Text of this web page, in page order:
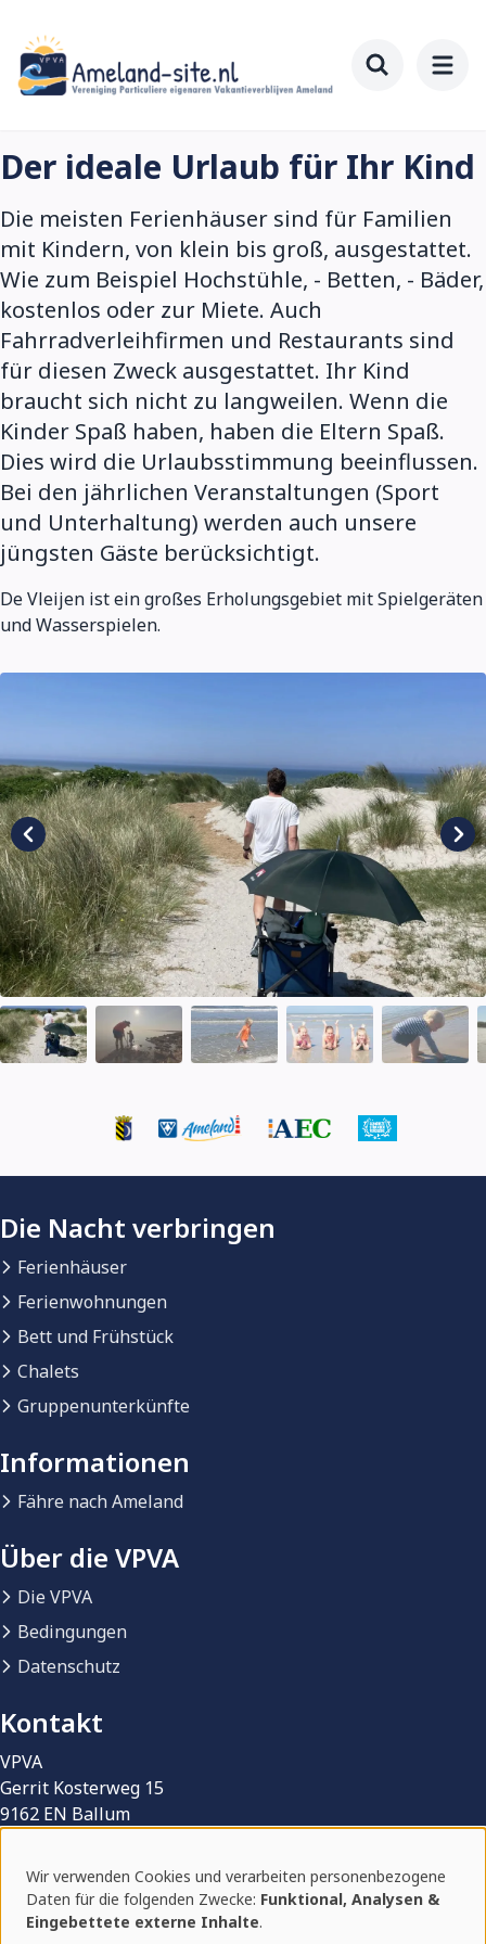
Hauptinhalt
springen
Der ideale Urlaub für Ihr Kind
Die meisten Ferienhäuser sind für Familien
mit Kindern, von klein bis groß, ausgestattet.
Wie zum Beispiel Hochstühle, - Betten, - Bäder,
kostenlos oder zur Miete. Auch
Fahrradverleihfirmen und Restaurants sind
für diesen Zweck ausgestattet. Ihr Kind
braucht sich nicht zu langweilen. Wenn die
Kinder Spaß haben, haben die Eltern Spaß.
Dies wird die Urlaubsstimmung beeinflussen.
Bei den jährlichen Veranstaltungen (Sport
und Unterhaltung) werden auch unsere
jüngsten Gäste berücksichtigt.
De Vleijen ist ein großes Erholungsgebiet mit Spielgeräten
und Wasserspielen.
Die Nacht verbringen
Ferienhäuser
Ferienwohnungen
Bett und Frühstück
Chalets
Gruppenunterkünfte
Informationen
Fähre nach Ameland
Über die VPVA
Die VPVA
Bedingungen
Datenschutz
Kontakt
VPVA
Gerrit Kosterweg 15
9162 EN Ballum
© 2026 VPVA | Vereniging Particuliere eigenaren
Vakantieverblijven Ameland
Verwendung
Wir verwenden Cookies und verarbeiten personenbezogene
Daten für die folgenden Zwecke: Funktional, Analysen &
Eingebettete externe Inhalte.